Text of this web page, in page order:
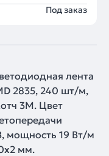
Под заказ
лента
2835, 240 шт/м,
3M. Цвет
мощность 19 Вт/м
мм.